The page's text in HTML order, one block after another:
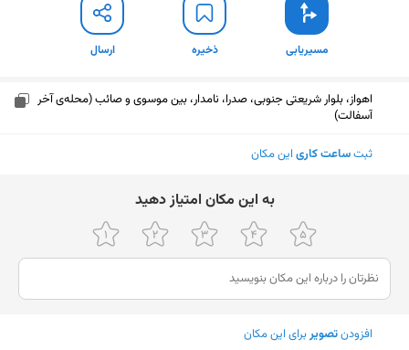
مسیریابی ذخیره ارسال
اهواز، بلوار شریعتی جنوبی، صدرا، نامدار، بین موسوی و صائب (محله‌ی آخر
آسفالت)
ثبتساعت کاری این مکان
ﺑﻪ اﯾﻦ ﻣﮑﺎن اﻣﺘﯿﺎز دﻫﯿﺪ
افزودنتصویربرای این مکان